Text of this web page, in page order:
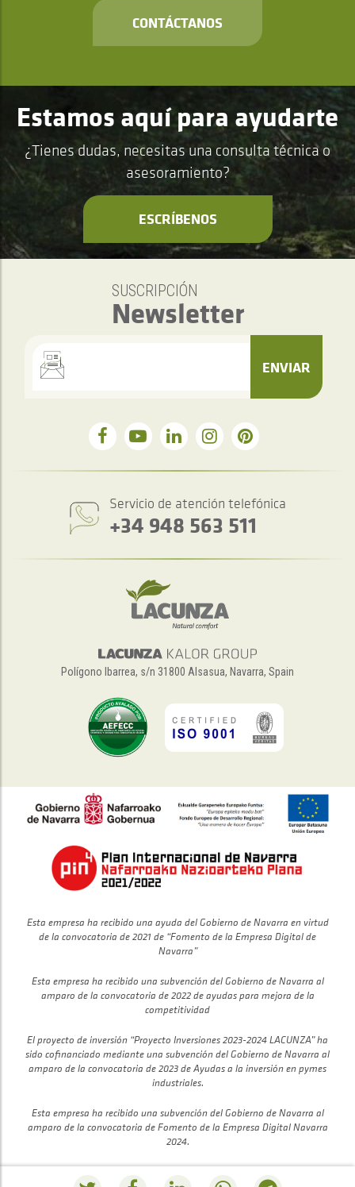
CONTÁCTANOS
Estamos aquí para ayudarte
¿Tienes dudas, necesitas una consulta técnica o
asesoramiento?
ESCRÍBENOS
SUSCRIPCIÓN
Newsletter
ENVIAR
Servicio de atención telefónica
+34 948 563 511
Polígono Ibarrea, s/n 31800 Alsasua, Navarra, Spain
Esta empresa ha recibido una ayuda del Gobierno de Navarra en virtud
de la convocatoria de 2021 de “Fomento de la Empresa Digital de
Navarra”
Esta empresa ha recibido una subvención del Gobierno de Navarra al
amparo de la convocatoria de 2022 de ayudas para mejora de la
competitividad
El proyecto de inversión “Proyecto Inversiones 2023-2024 LACUNZA” ha
sido cofinanciado mediante una subvención del Gobierno de Navarra al
amparo de la convocatoria de 2023 de Ayudas a la inversión en pymes
industriales.
Esta empresa ha recibido una subvención del Gobierno de Navarra al
amparo de la convocatoria de Fomento de la Empresa Digital Navarra
2024.